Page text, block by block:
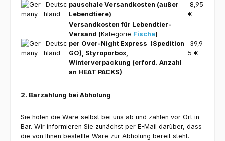
Deutsc
hland
pauschale Versandkosten (außer
Lebendtiere)
8,95
€
Deutsc
hland
Versandkosten für Lebendtier-
Versand (Kategorie Fische)
per Over-Night Express (Spedition
GO), Styroporbox,
Winterverpackung (erford. Anzahl
an HEAT PACKS)
39,9
5 €
2. Barzahlung bei Abholung
Sie holen die Ware selbst bei uns ab und zahlen vor Ort in
Bar. Wir informieren Sie zunächst per E-Mail darüber, dass
die von Ihnen bestellte Ware zur Abholung bereit steht.